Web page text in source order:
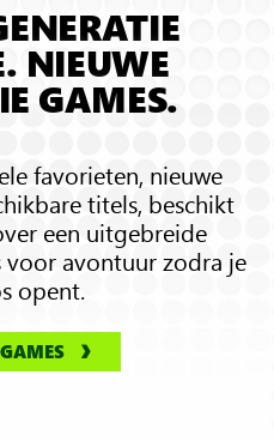
NIEUWE
GAMES.
favorieten, nieuwe
titels, beschikt
een uitgebreide
avontuur zodra je
opent.